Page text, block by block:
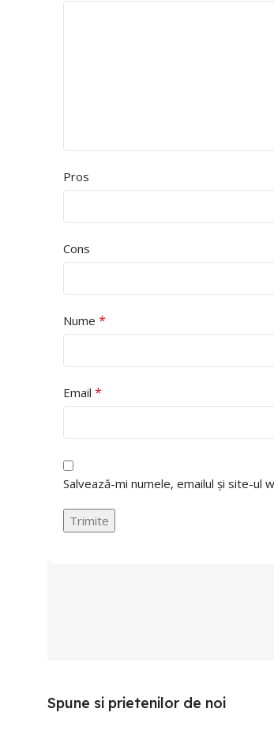
Pros
Cons
Nume *
Email *
Salvează-mi numele, emailul și site-ul
Spune si prietenilor de noi